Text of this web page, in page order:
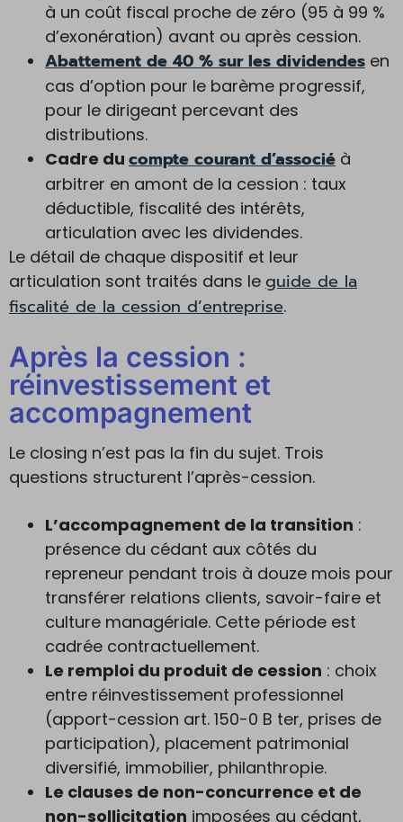
à un coût fiscal proche de zéro (95 à 99 %
d’exonération) avant ou après cession.
Abattement de 40 % sur les dividendes en
cas d’option pour le barème progressif,
pour le dirigeant percevant des
distributions.
Cadre du compte courant d’associé à
arbitrer en amont de la cession : taux
déductible, fiscalité des intérêts,
articulation avec les dividendes.
Le détail de chaque dispositif et leur
articulation sont traités dans le guide de la
fiscalité de la cession d’entreprise.
Après la cession :
réinvestissement et
accompagnement
Le closing n’est pas la fin du sujet. Trois
questions structurent l’après-cession.
L’accompagnement de la transition :
présence du cédant aux côtés du
repreneur pendant trois à douze mois pour
transférer relations clients, savoir-faire et
culture managériale. Cette période est
cadrée contractuellement.
Le remploi du produit de cession : choix
entre réinvestissement professionnel
(apport-cession art. 150-0 B ter, prises de
participation), placement patrimonial
diversifié, immobilier, philanthropie.
Le clauses de non-concurrence et de
non-sollicitation imposées au cédant,